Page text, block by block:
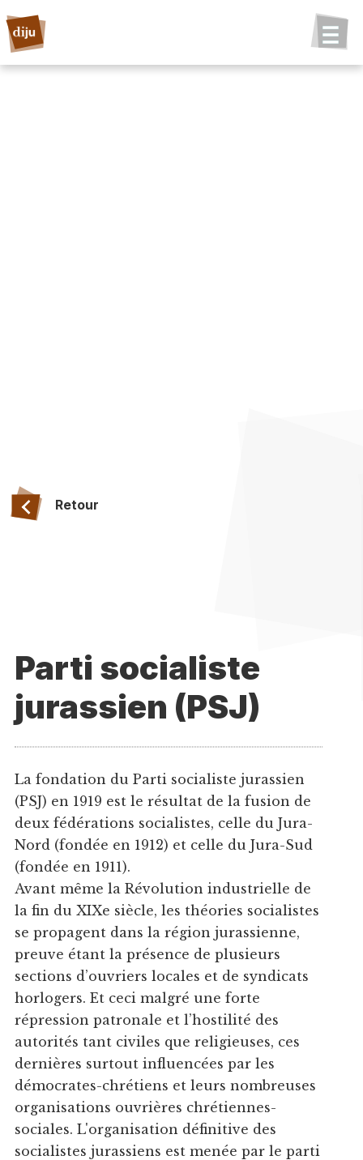
Retour
Parti socialiste
jurassien (PSJ)
La fondation du Parti socialiste jurassien
(PSJ) en 1919 est le résultat de la fusion de
deux fédérations socialistes, celle du Jura-
Nord (fondée en 1912) et celle du Jura-Sud
(fondée en 1911).
Avant même la Révolution industrielle de
la fin du XIXe siècle, les théories socialistes
se propagent dans la région jurassienne,
preuve étant la présence de plusieurs
sections d’ouvriers locales et de syndicats
horlogers. Et ceci malgré une forte
répression patronale et l’hostilité des
autorités tant civiles que religieuses, ces
dernières surtout influencées par les
démocrates-chrétiens et leurs nombreuses
organisations ouvrières chrétiennes-
sociales. L'organisation définitive des
socialistes jurassiens est menée par le parti